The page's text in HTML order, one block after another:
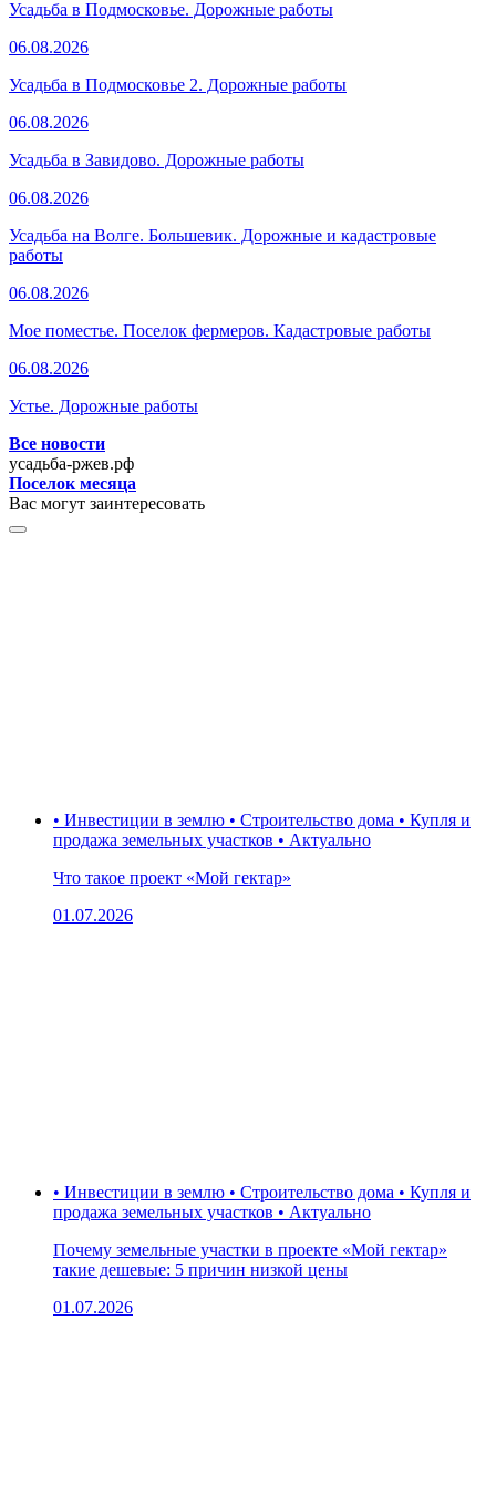
Усадьба в Подмосковье. Дорожные работы
06.08.2026
Усадьба в Подмосковье 2. Дорожные работы
06.08.2026
Усадьба в Завидово. Дорожные работы
06.08.2026
Усадьба на Волге. Большевик. Дорожные и кадастровые
работы
06.08.2026
Мое поместье. Поселок фермеров. Кадастровые работы
06.08.2026
Устье. Дорожные работы
Все новости
усадьба-ржев.рф
Поселок месяца
Вас могут заинтересовать
• Инвестиции в землю • Строительство дома • Купля и
продажа земельных участков • Актуально
Что такое проект «Мой гектар»
01.07.2026
• Инвестиции в землю • Строительство дома • Купля и
продажа земельных участков • Актуально
Почему земельные участки в проекте «Мой гектар»
такие дешевые: 5 причин низкой цены
01.07.2026